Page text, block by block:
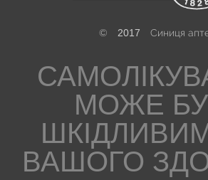
© 2017 Синиця
МОЖЕ
ВАШОГО